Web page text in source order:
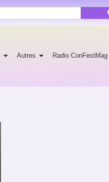
Autres Radio ConFestMag